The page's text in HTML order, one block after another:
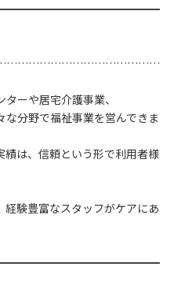
ーや居宅介護事業、
分野で福祉事業を営んできま
績は、信頼という形で利用者様
験豊富なスタッフがケアにあ